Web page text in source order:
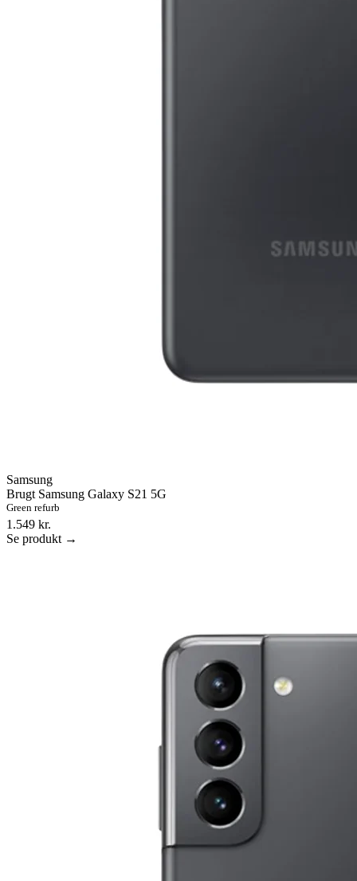
Samsung
Brugt Samsung Galaxy S21 5G
Green refurb
1.549 kr.
Se produkt →